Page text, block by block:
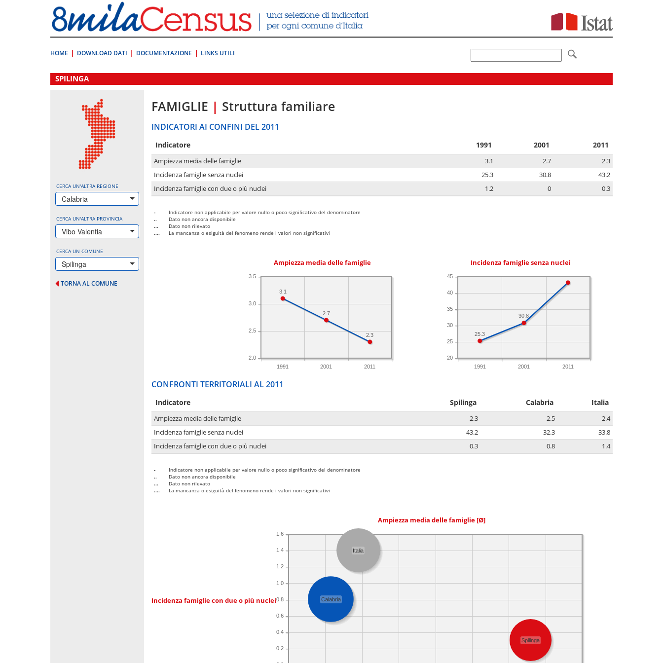
direttamente
a:
Contenuto
HOME DOWNLOAD DATI DOCUMENTAZIONE LINKS UTILI
.
SPILINGA
CERCA UN'ALTRA REGIONE
Calabria
CERCA UN'ALTRA PROVINCIA
Vibo Valentia
CERCA UN COMUNE
Spilinga
TORNA AL COMUNE
FAMIGLIE | Struttura familiare
INDICATORI AI CONFINI DEL 2011
Indicatore 1991 2001 2011
Ampiezza media delle famiglie 3.1 2.7
2.3
Incidenza famiglie senza nuclei
25.3 30.8
43.2
Incidenza famiglie con due o più nuclei
1.2 0 0.3
-
Indicatore non applicabile per valore nullo o poco significativo del denominatore
..
Dato non ancora disponibile
...
Dato non rilevato
....
La mancanza o esiguità del fenomeno rende i valori non significativi
Ampiezza media delle famiglie
1991 2001 2011
2.0
2.5
3.0
3.5
2.3
2.7
3.1
Incidenza famiglie senza nuclei
1991 2001 2011
20
25
30
35
40
45
30.8
25.3
CONFRONTI TERRITORIALI AL 2011
Indicatore Spilinga Calabria Italia
Ampiezza media delle famiglie 2.3 2.5
2.4
Incidenza famiglie senza nuclei
43.2 32.3
33.8
Incidenza famiglie con due o più nuclei
0.3 0.8 1.4
-
Indicatore non applicabile per valore nullo o poco significativo del denominatore
..
Dato non ancora disponibile
...
Dato non rilevato
....
La mancanza o esiguità del fenomeno rende i valori non significativi
Ampiezza media delle famiglie [Ø]
Incidenza famiglie con due o più nuclei
0.2
0.4
0.6
0.8
1.0
1.2
1.4
1.6
Calabria
Italia
Spilinga